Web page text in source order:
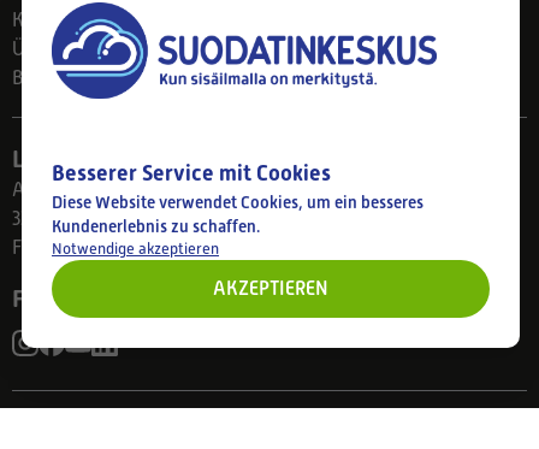
Kontakt
Über uns
Blog
Ladengeschäft
Ahlmanintie 61
33800 Tampere
Finnland
Folgen Sie uns
Besserer Service mit Cookies
Diese Website verwendet Cookies, um ein besseres
Kundenerlebnis zu schaffen.
Notwendige akzeptieren
AKZEPTIEREN